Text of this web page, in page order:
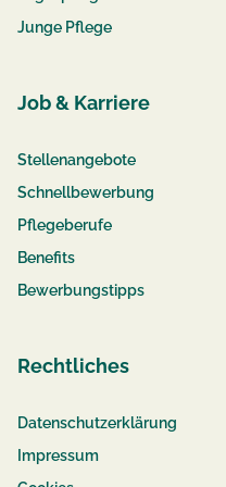
Junge Pflege
Job & Karriere
Stellenangebote
Schnellbewerbung
Pflegeberufe
Benefits
Bewerbungstipps
Rechtliches
Datenschutzerklärung
Impressum